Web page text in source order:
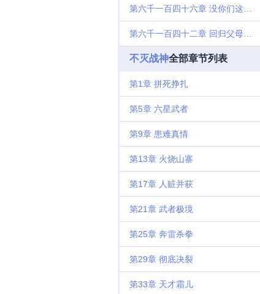
不灭战神全部章节列表
第1章 拼死挣扎
第5章 六星武者
第9章 患难真情
第13章 火烧山寨
第17章 人赃并获
第21章 武者极境
第25章 奔雷杀拳
第29章 彻底决裂
第33章 天才霜儿